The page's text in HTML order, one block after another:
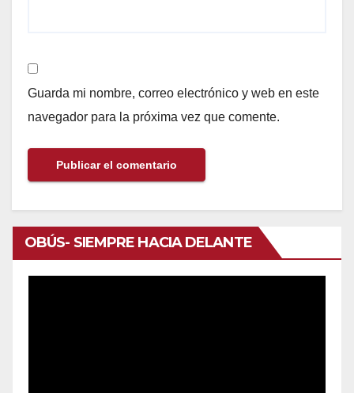
Guarda mi nombre, correo electrónico y web en este
navegador para la próxima vez que comente.
OBÚS- SIEMPRE HACIA DELANTE